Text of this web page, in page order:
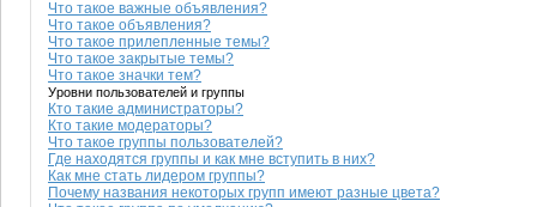
Что такое важные объявления?
Что такое объявления?
Что такое прилепленные темы?
Что такое закрытые темы?
Что такое значки тем?
Уровни пользователей и группы
Кто такие администраторы?
Кто такие модераторы?
Что такое группы пользователей?
Где находятся группы и как мне вступить в них?
Как мне стать лидером группы?
Почему названия некоторых групп имеют разные цвета?